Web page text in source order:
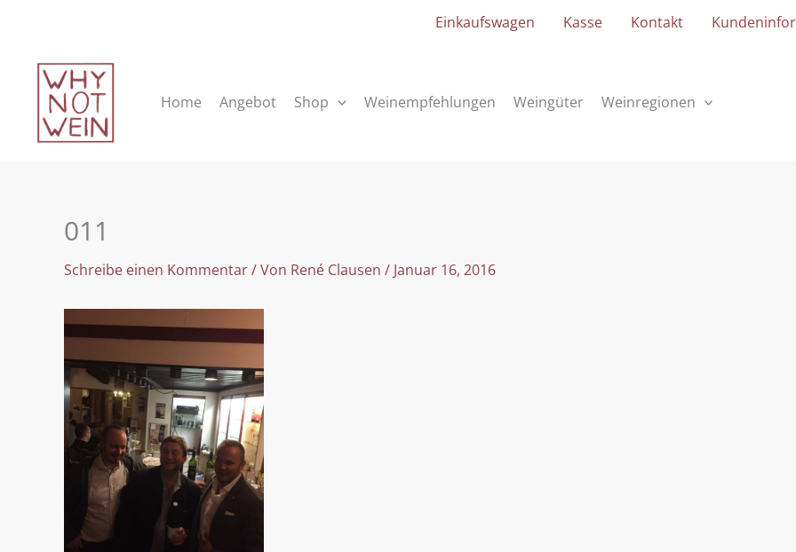
springen
Einkaufswagen Kasse Kontakt
Home Angebot Shop Weinempfehlungen Weingüter Weinregionen
011
Schreibe einen Kommentar/ Von René Clausen / Januar 16, 2016